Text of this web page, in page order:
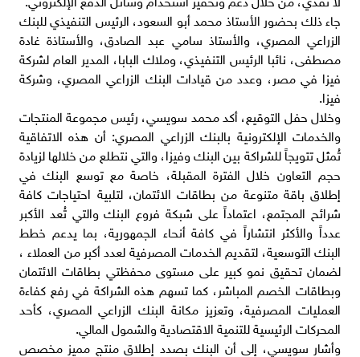
جاء ذلك بحضور الأستاذ محمد أبو السعود، الرئيس التنفيذي للبنك
الزراعي المصري، والأستاذ سامي عبد الصادق، والأستاذة غادة
مصطفى، نائبا الرئيس التنفيذي، وملاك البابا، المدير العام لشركة
فيزا في مصر، وعدد من قيادات البنك الزراعي المصري، وشركة
فيزا.
وخلال حفل التوقيع، أكد محمد سويسي، رئيس مجموعة المنتجات
والخدمات الإلكترونية بالبنك الزراعي المصري: أن هذه الاتفاقية
تُمثل تتويجاً للشراكة بين البنك وفيزا، والتي نتطلع من خلالها لزيادة
حجم التعاون خلال الفترة المقبلة، خاصة مع توسع البنك في
إطلاق باقة متنوعة من بطاقات الائتمان، لتلبية احتياجات كافة
شرائح المجتمع، اعتماداً على شبكة فروع البنك والتي تُعد الأكبر
عدداً والأكثر انتشاراً في كافة أنحاء الجمهورية، بما يدعم خطط
البنك التوسعية، لتقديم الخدمات المصرفية لعدد أكبر من العملاء ،
لضمان تحقيق نمو كبير على مستوى محفظتي بطاقات الائتمان
وبطاقات الخصم المباشر، كما تسهم هذه الشراكة في رفع كفاءة
العمليات المصرفية، وتعزيز مكانة البنك الزراعي المصري، كأحد
المحركات الرئيسية للتنمية الاقتصادية والشمول المالي.
وأشار سويسي، إلى أن البنك بصدد إطلاق منتج مميز مخصص